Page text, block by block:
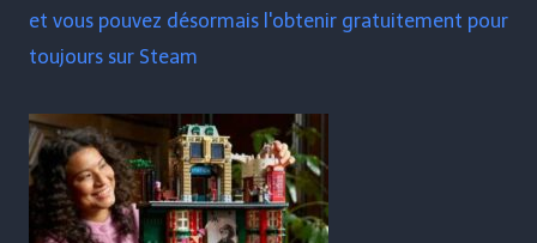
et vous pouvez désormais l'obtenir gratuitement pour
toujours sur Steam